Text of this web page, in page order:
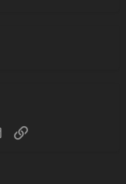
Электронная почта
Ссылка